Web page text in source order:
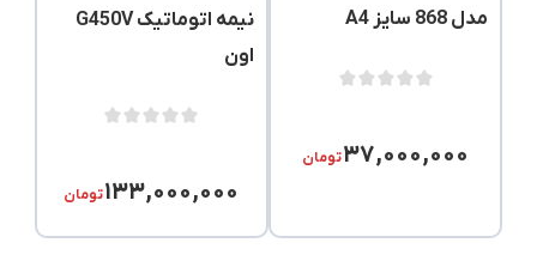
مدل 868 سایز A4
۳۷,۰۰۰,۰۰۰تومان
نیمه اتوماتیک G450V
اون
۱۳۳,۰۰۰,۰۰۰تومان